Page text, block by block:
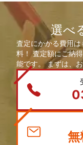
選べ
査定にかかる費用
料！ 査定額にご納
能です。 まずは、
無